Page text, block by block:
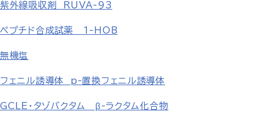
紫外線吸収剤 RUVA-93
ペプチド合成試薬 1-HOB
無機塩
フェニル誘導体 p-置換フェニル誘導体
GCLE・タゾバクタム β-ラクタム化合物